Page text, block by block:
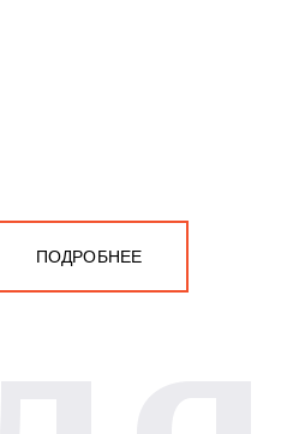
ПОДРОБНЕЕ